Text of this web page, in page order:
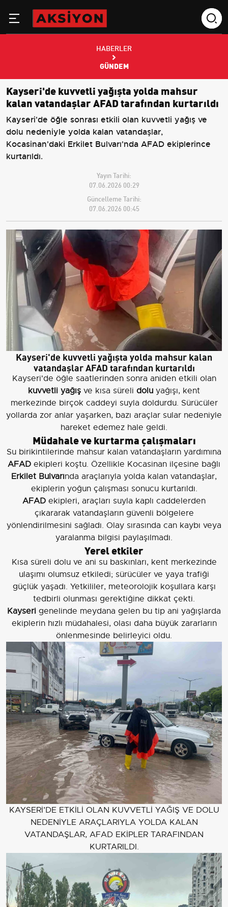
HABERLER
GÜNDEM
Kayseri'de kuvvetli yağışta yolda mahsur
kalan vatandaşlar AFAD tarafından kurtarıldı
Kayseri'de öğle sonrası etkili olan kuvvetli yağış ve
dolu nedeniyle yolda kalan vatandaşlar,
Kocasinan'daki Erkilet Bulvarı'nda AFAD ekiplerince
kurtarıldı.
Yayın Tarihi:
07.06.2026 00:29
Güncelleme Tarihi:
07.06.2026 00:45
Kayseri'de kuvvetli yağışta yolda mahsur kalan
vatandaşlar AFAD tarafından kurtarıldı
Kayseri'de öğle saatlerinden sonra aniden etkili olan
kuvvetli yağış ve kısa süreli dolu yağışı, kent
merkezinde birçok caddeyi suyla doldurdu. Sürücüler
yollarda zor anlar yaşarken, bazı araçlar sular nedeniyle
hareket edemez hale geldi.
Müdahale ve kurtarma çalışmaları
Su birikintilerinde mahsur kalan vatandaşların yardımına
AFAD ekipleri koştu. Özellikle Kocasinan ilçesine bağlı
Erkilet Bulvarında araçlarıyla yolda kalan vatandaşlar,
ekiplerin yoğun çalışması sonucu kurtarıldı.
AFAD ekipleri, araçları suyla kaplı caddelerden
çıkararak vatandaşların güvenli bölgelere
yönlendirilmesini sağladı. Olay sırasında can kaybı veya
yaralanma bilgisi paylaşılmadı.
Yerel etkiler
Kısa süreli dolu ve ani su baskınları, kent merkezinde
ulaşımı olumsuz etkiledi; sürücüler ve yaya trafiği
güçlük yaşadı. Yetkililer, meteorolojik koşullara karşı
tedbirli olunması gerektiğine dikkat çekti.
Kayseri genelinde meydana gelen bu tip ani yağışlarda
ekiplerin hızlı müdahalesi, olası daha büyük zararların
önlenmesinde belirleyici oldu.
KAYSERİ’DE ETKİLİ OLAN KUVVETLİ YAĞIŞ VE DOLU
NEDENİYLE ARAÇLARIYLA YOLDA KALAN
VATANDAŞLAR, AFAD EKİPLER TARAFINDAN
KURTARILDI.